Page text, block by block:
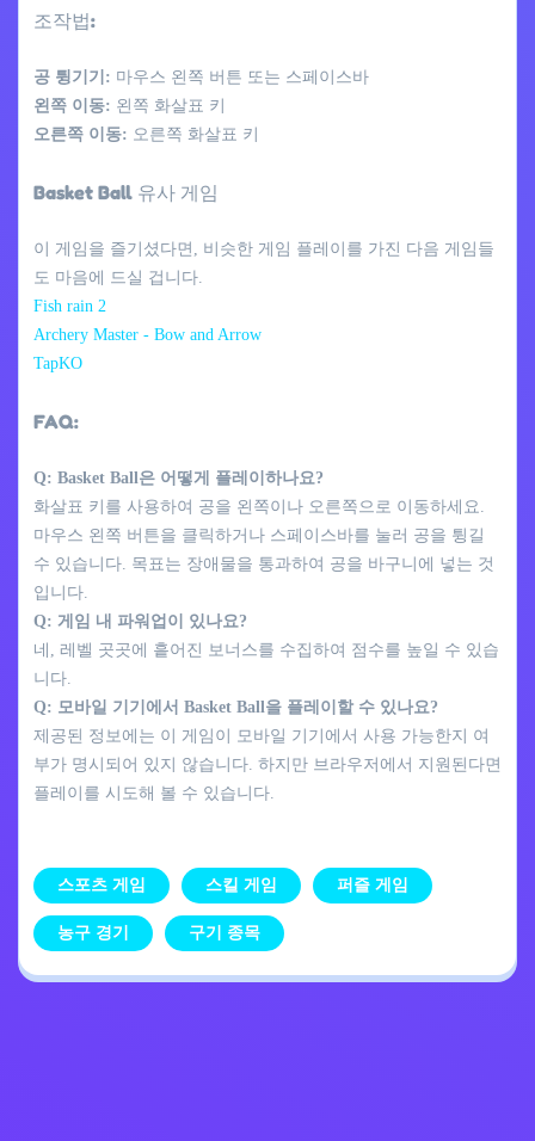
조작법:
공 튕기기: 마우스 왼쪽 버튼 또는 스페이스바
왼쪽 이동: 왼쪽 화살표 키
오른쪽 이동: 오른쪽 화살표 키
Basket Ball 유사 게임
이 게임을 즐기셨다면, 비슷한 게임 플레이를 가진 다음 게임들
도 마음에 드실 겁니다.
Fish rain 2
Archery Master - Bow and Arrow
TapKO
FAQ:
Q: Basket Ball은 어떻게 플레이하나요?
화살표 키를 사용하여 공을 왼쪽이나 오른쪽으로 이동하세요.
마우스 왼쪽 버튼을 클릭하거나 스페이스바를 눌러 공을 튕길
수 있습니다. 목표는 장애물을 통과하여 공을 바구니에 넣는 것
입니다.
Q: 게임 내 파워업이 있나요?
네, 레벨 곳곳에 흩어진 보너스를 수집하여 점수를 높일 수 있습
니다.
Q: 모바일 기기에서 Basket Ball을 플레이할 수 있나요?
제공된 정보에는 이 게임이 모바일 기기에서 사용 가능한지 여
부가 명시되어 있지 않습니다. 하지만 브라우저에서 지원된다면
플레이를 시도해 볼 수 있습니다.
스포츠 게임 스킬 게임 퍼즐 게임
농구 경기 구기 종목